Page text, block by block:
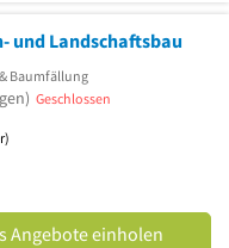
und Landschaftsbau
Baumfällung
Geschlossen
Angebote einholen